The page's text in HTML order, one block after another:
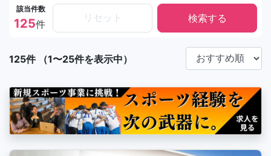
該当件数
125件
リセット
125件 （1〜25件を表示中）